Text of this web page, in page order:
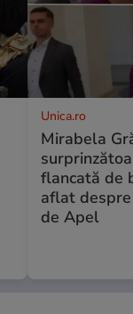
Unica.ro
Mirabela
flancată de
aflat
de Apel